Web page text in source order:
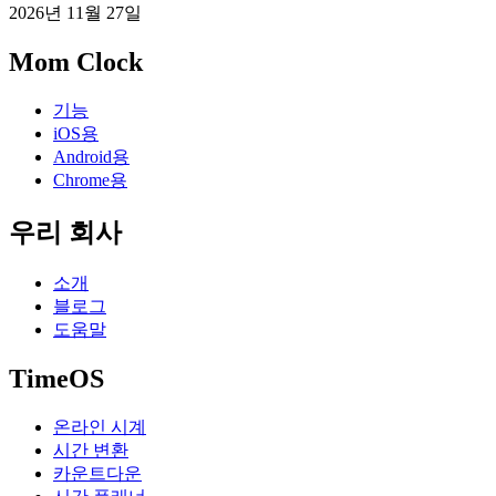
2026년 11월 27일
Mom Clock
기능
iOS용
Android용
Chrome용
우리 회사
소개
블로그
도움말
TimeOS
온라인 시계
시간 변환
카운트다운